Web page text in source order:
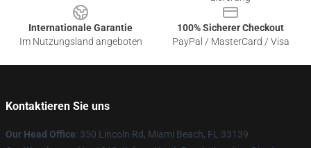
Internationale Garantie
Im Nutzungsland angeboten
100% Sicherer Checkout
PayPal / MasterCard / Visa
Kontaktieren Sie uns
Our Head Office: 350 Lincoln Rd, Miami Beach, FL 33139